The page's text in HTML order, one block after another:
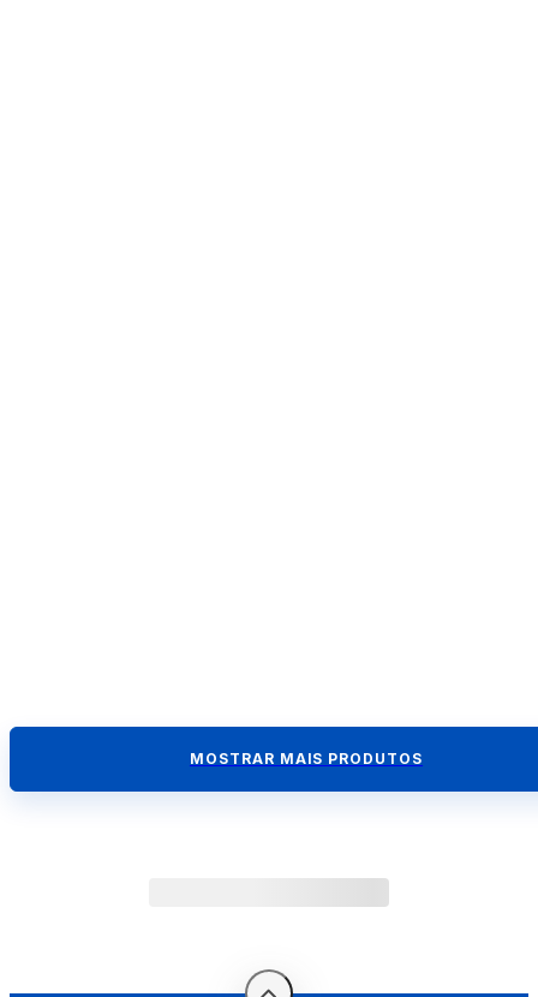
MOSTRAR MAIS PRODUTOS